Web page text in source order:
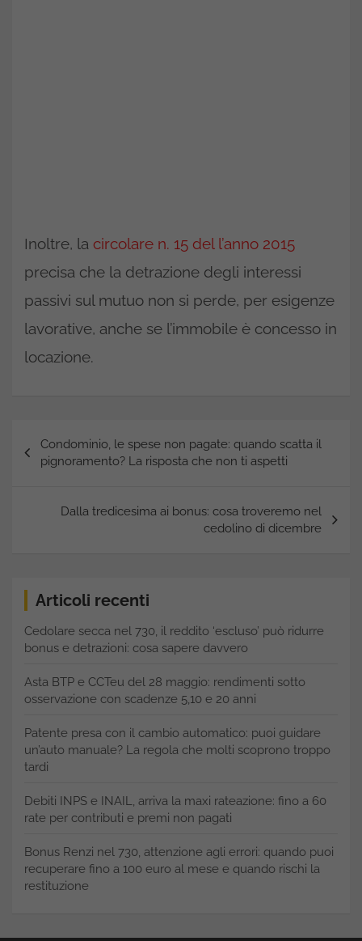
Inoltre, la circolare n. 15 del l’anno 2015
precisa che la detrazione degli interessi
passivi sul mutuo non si perde, per esigenze
lavorative, anche se l’immobile è concesso in
locazione.
articoli
Condominio, le spese non pagate: quando scatta il
pignoramento? La risposta che non ti aspetti
Dalla tredicesima ai bonus: cosa troveremo nel
cedolino di dicembre
Articoli recenti
Cedolare secca nel 730, il reddito ‘escluso’ può ridurre
bonus e detrazioni: cosa sapere davvero
Asta BTP e CCTeu del 28 maggio: rendimenti sotto
osservazione con scadenze 5,10 e 20 anni
Patente presa con il cambio automatico: puoi guidare
un’auto manuale? La regola che molti scoprono troppo
tardi
Debiti INPS e INAIL, arriva la maxi rateazione: fino a 60
rate per contributi e premi non pagati
Bonus Renzi nel 730, attenzione agli errori: quando puoi
recuperare fino a 100 euro al mese e quando rischi la
restituzione